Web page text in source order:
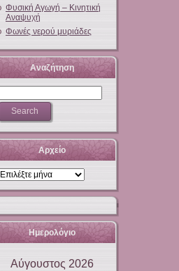
Φυσική Αγωγή – Κινητική
Αναψυχή
Φωνές νερού μυριάδες
Αναζήτηση
Αρχείο
Αρχείο
Ημερολόγιο
Αύγουστος 2026